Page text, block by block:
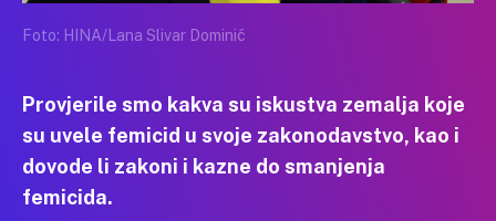
Provjerile smo kakva su iskustva zemalja koje
su uvele femicid u svoje zakonodavstvo, kao i
dovode li zakoni i kazne do smanjenja
femicida.
Foto: HINA/Lana Slivar Dominić